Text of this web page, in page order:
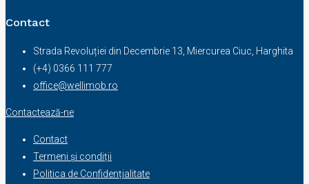
Contact
Strada Revoluției din Decembrie 13, Miercurea Ciuc, Harghita
(+4) 0366 111 777
office@wellimob.ro
Contactează-ne
Contact
Termeni și condiții
Politica de Confidențialitate